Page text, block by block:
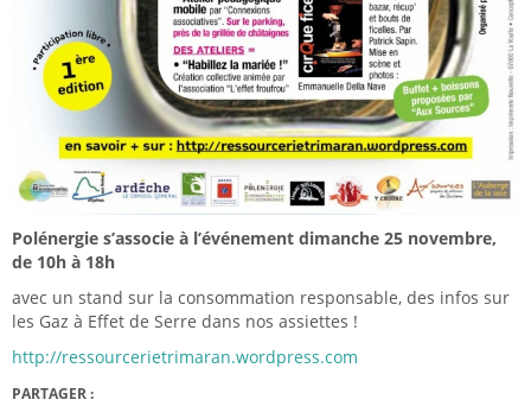
Polénergie s’associe à l’événement dimanche 25 novembre,
de 10h à 18h
avec un stand sur la consommation responsable, des infos sur
les Gaz à Effet de Serre dans nos assiettes !
http://ressourcerietrimaran.wordpress.com
PARTAGER :